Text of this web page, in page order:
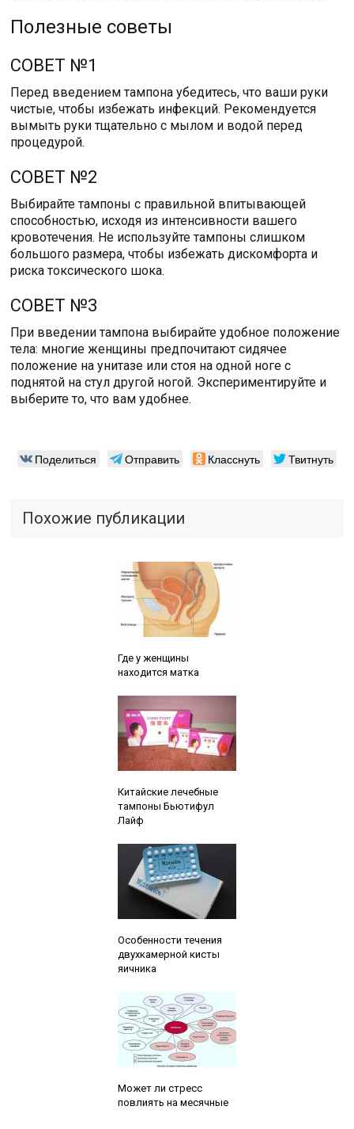
Полезные советы
СОВЕТ №1
Перед введением тампона убедитесь, что ваши руки
чистые, чтобы избежать инфекций. Рекомендуется
вымыть руки тщательно с мылом и водой перед
процедурой.
СОВЕТ №2
Выбирайте тампоны с правильной впитывающей
способностью, исходя из интенсивности вашего
кровотечения. Не используйте тампоны слишком
большого размера, чтобы избежать дискомфорта и
риска токсического шока.
СОВЕТ №3
При введении тампона выбирайте удобное положение
тела: многие женщины предпочитают сидячее
положение на унитазе или стоя на одной ноге с
поднятой на стул другой ногой. Экспериментируйте и
выберите то, что вам удобнее.
Поделиться Отправить Класснуть Твитнуть
Похожие публикации
Где у женщины
находится матка
Китайские лечебные
тампоны Бьютифул
Лайф
Особенности течения
двухкамерной кисты
яичника
Может ли стресс
повлиять на месячные